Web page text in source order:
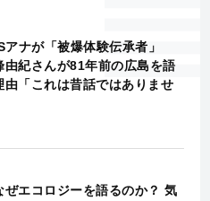
アナが「被爆体験伝承者」
由紀さんが81年前の広島を語
由「これは昔話ではありませ
ぜエコロジーを語るのか？ 気